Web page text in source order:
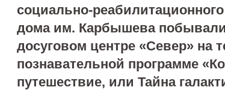
социально-
дома им. Карбышева побывали
досуговом центре «Север» на
познавательной программе
путешествие, или Тайна